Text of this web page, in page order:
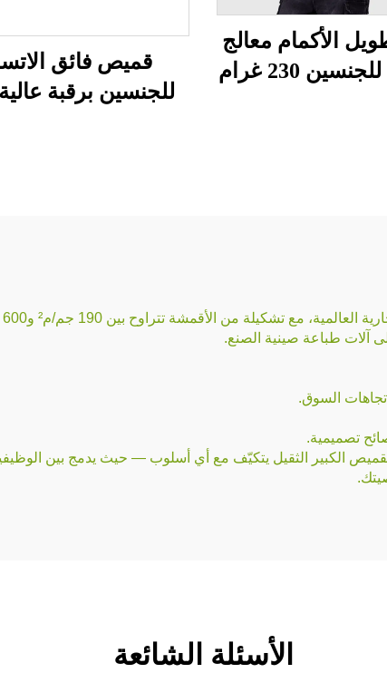
الأكمام معالج
230 غرام
قميص فائق
مع تشكيلة من الأقمشة تتراوح بين 190 جم/م² و600 جم/م².
تصميمية.
الكبير الثقيل يتكيّف مع أي أسلوب — حيث يدمج بين
الأسئلة الشائعة